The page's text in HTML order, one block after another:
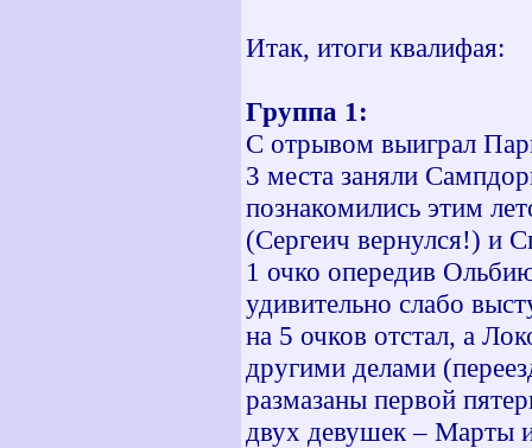
Итак, итоги квалифая:
Группа 1:
С отрывом выиграл
3 места заняли
познакомились этим
(Сергеич вернулся!) и
1 очко опередив
удивительно слабо
на 5 очков отстал, а
другими делами
размазаны первой
двух девушек – Марты